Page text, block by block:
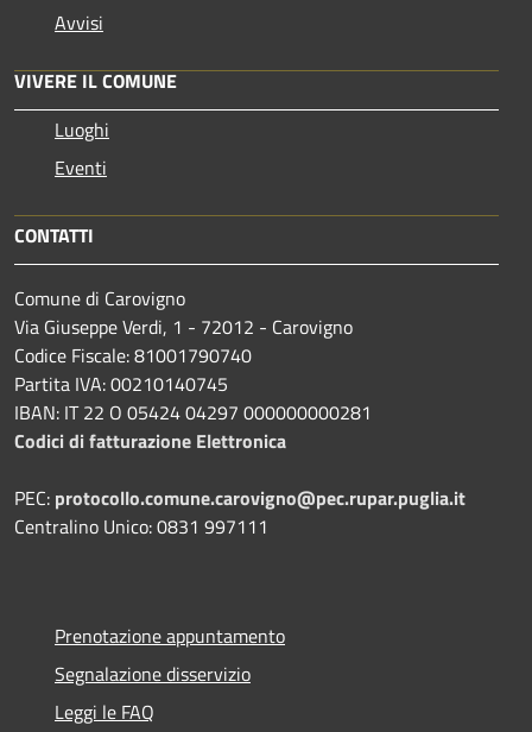
Avvisi
VIVERE IL COMUNE
Luoghi
Eventi
CONTATTI
Comune di Carovigno
Via Giuseppe Verdi, 1 - 72012 - Carovigno
Codice Fiscale: 81001790740
Partita IVA: 00210140745
IBAN: IT 22 O 05424 04297 000000000281
Codici di fatturazione Elettronica
PEC: protocollo.comune.carovigno@pec.rupar.puglia.it
Centralino Unico: 0831 997111
Prenotazione appuntamento
Segnalazione disservizio
Leggi le FAQ